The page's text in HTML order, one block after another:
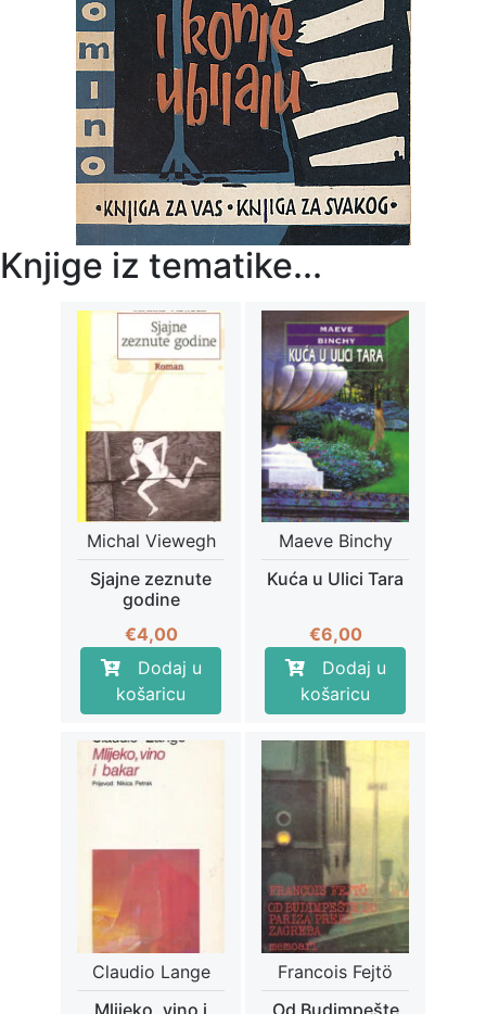
Knjige iz tematike...
Michal Viewegh
Sjajne zeznute
godine
€4,00
Dodaj u
košaricu
Maeve Binchy
Kuća u Ulici Tara
€6,00
Dodaj u
košaricu
Claudio Lange
Mlijeko, vino i
Francois Fejtö
Od Budimpešte